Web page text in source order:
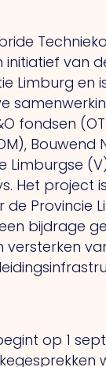
initiatief van
Limburg en
fondsen
Bouwend
Het project
Provincie
bijdrage
versterken
op 1